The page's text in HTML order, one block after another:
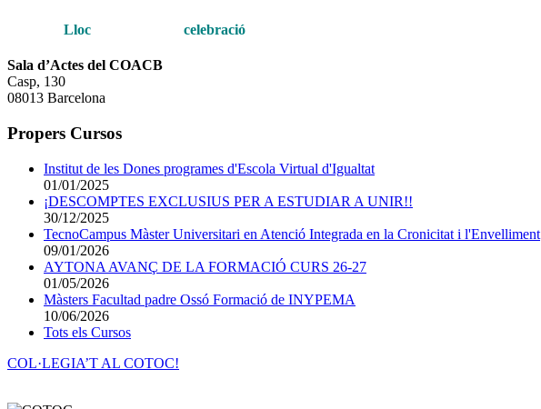
Lloc celebració
Sala d’Actes del COACB
Casp, 130
08013 Barcelona
Propers Cursos
Institut de les Dones programes d'Escola Virtual d'Igualtat
01/01/2025
¡DESCOMPTES EXCLUSIUS PER A ESTUDIAR A UNIR!!
30/12/2025
TecnoCampus Màster Universitari en Atenció Integrada en la Cronicitat i l'Envelliment
09/01/2026
AYTONA AVANÇ DE LA FORMACIÓ CURS 26-27
01/05/2026
Màsters Facultad padre Ossó Formació de INYPEMA
10/06/2026
Tots els Cursos
COL·LEGIA’T AL COTOC!